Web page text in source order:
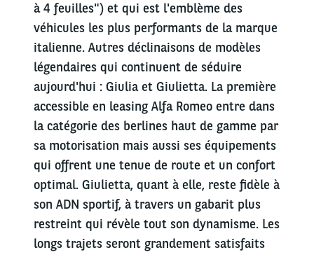
à 4 feuilles") et qui est l'emblème des
véhicules les plus performants de la marque
italienne. Autres déclinaisons de modèles
légendaires qui continuent de séduire
aujourd'hui : Giulia et Giulietta. La première
accessible en leasing Alfa Romeo entre dans
la catégorie des berlines haut de gamme par
sa motorisation mais aussi ses équipements
qui offrent une tenue de route et un confort
optimal. Giulietta, quant à elle, reste fidèle à
son ADN sportif, à travers un gabarit plus
restreint qui révèle tout son dynamisme. Les
longs trajets seront grandement satisfaits